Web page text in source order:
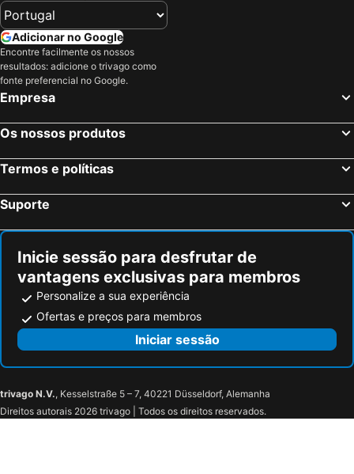
Hotel Celta
Hotel Vasco Da Gama
Convento San Payo
Cerquido by NHôme
Alda Santa Trega
Hotel Entrerobles
Hotel Arce Baiona
aMaRe Country House
Lélé
Hotel Eli-Mar
Trajadinha
Hotel Novo Muiño
Casa Correio Boutique Hotel
Hotel A Raiña
BLUE ANCORA HOTEL
Hotel Boutique Bela Vista.7
Casa da Anta
Vila D'e Artes
Santiago de Caminha Boutique Hostel & Suites
Quinta Da Coroa
Al Nonna Eli (alojamento Local)
Compostela
Pazo da Escola
Adicionar no Google
Encontre facilmente os nossos
resultados: adicione o trivago como
fonte preferencial no Google.
Empresa
Os nossos produtos
Termos e políticas
Suporte
Inicie sessão para desfrutar de
vantagens exclusivas para membros
Personalize a sua experiência
Ofertas e preços para membros
Iniciar sessão
trivago N.V., Kesselstraße 5 – 7, 40221 Düsseldorf, Alemanha
Direitos autorais 2026 trivago | Todos os direitos reservados.